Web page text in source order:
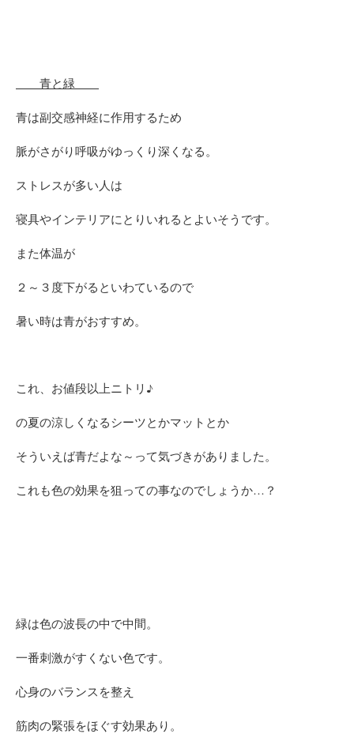
青と緑
青は副交感神経に作用するため
脈がさがり呼吸がゆっくり深くなる。
ストレスが多い人は
寝具やインテリアにとりいれるとよいそうです。
また体温が
２～３度下がるといわているので
暑い時は青がおすすめ。
これ、お値段以上ニトリ♪
の夏の涼しくなるシーツとかマットとか
そういえば青だよな～って気づきがありました。
これも色の効果を狙っての事なのでしょうか…？
緑は色の波長の中で中間。
一番刺激がすくない色です。
心身のバランスを整え
筋肉の緊張をほぐす効果あり。